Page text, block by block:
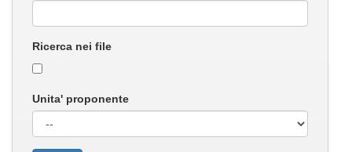
Ricerca nei file
Unita' proponente